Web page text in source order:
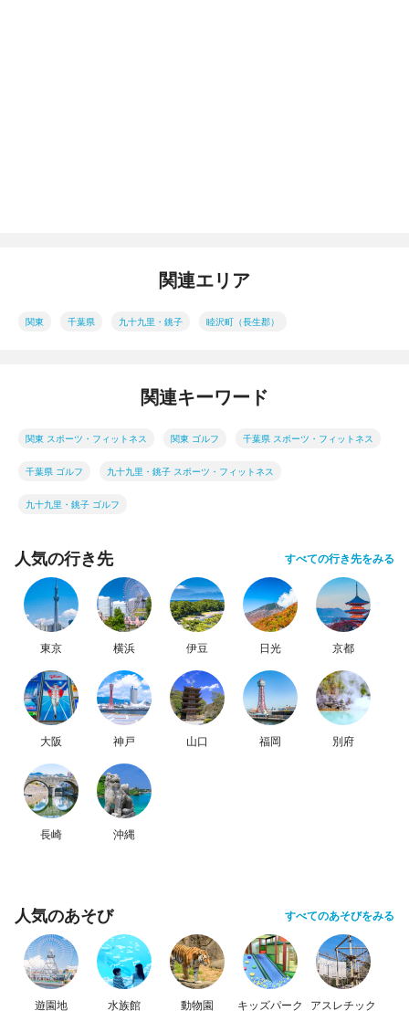
関連エリア
関東 千葉県 九十九里・銚子 睦沢町（長生郡）
関連キーワード
関東 スポーツ・フィットネス 関東 ゴルフ 千葉県 スポーツ・フィットネス
千葉県 ゴルフ 九十九里・銚子 スポーツ・フィットネス
九十九里・銚子 ゴルフ
人気の行き先 すべての行き先をみる
東京 横浜 伊豆 日光 京都
大阪 神戸 山口 福岡 別府
長崎 沖縄
人気のあそび すべてのあそびをみる
遊園地 水族館 動物園 キッズパーク アスレチック